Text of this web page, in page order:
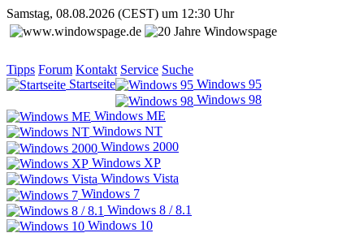
Samstag, 08.08.2026 (CEST) um 12:30 Uhr
Tipps Forum Kontakt Service Suche
Startseite
Windows 95
Windows 98
Windows ME
Windows NT
Windows 2000
Windows XP
Windows Vista
Windows 7
Windows 8 / 8.1
Windows 10